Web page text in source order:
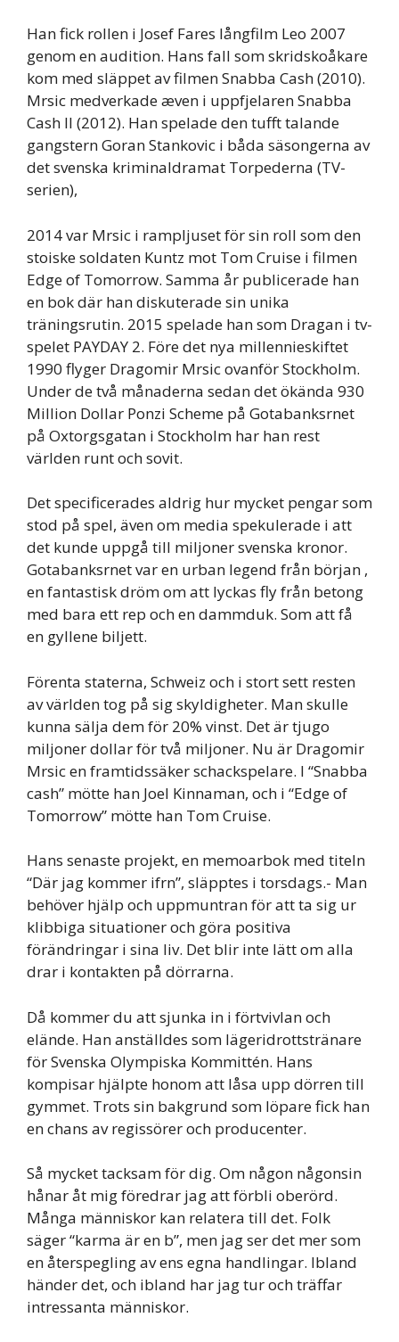
Han fick rollen i Josef Fares långfilm Leo 2007
genom en audition. Hans fall som skridskoåkare
kom med släppet av filmen Snabba Cash (2010).
Mrsic medverkade æven i uppfjelaren Snabba
Cash II (2012). Han spelade den tufft talande
gangstern Goran Stankovic i båda säsongerna av
det svenska kriminaldramat Torpederna (TV-
serien),
2014 var Mrsic i rampljuset för sin roll som den
stoiske soldaten Kuntz mot Tom Cruise i filmen
Edge of Tomorrow. Samma år publicerade han
en bok där han diskuterade sin unika
träningsrutin. 2015 spelade han som Dragan i tv-
spelet PAYDAY 2. Före det nya millennieskiftet
1990 flyger Dragomir Mrsic ovanför Stockholm.
Under de två månaderna sedan det ökända 930
Million Dollar Ponzi Scheme på Gotabanksrnet
på Oxtorgsgatan i Stockholm har han rest
världen runt och sovit.
Det specificerades aldrig hur mycket pengar som
stod på spel, även om media spekulerade i att
det kunde uppgå till miljoner svenska kronor.
Gotabanksrnet var en urban legend från början ,
en fantastisk dröm om att lyckas fly från betong
med bara ett rep och en dammduk. Som att få
en gyllene biljett.
Förenta staterna, Schweiz och i stort sett resten
av världen tog på sig skyldigheter. Man skulle
kunna sälja dem för 20% vinst. Det är tjugo
miljoner dollar för två miljoner. Nu är Dragomir
Mrsic en framtidssäker schackspelare. I “Snabba
cash” mötte han Joel Kinnaman, och i “Edge of
Tomorrow” mötte han Tom Cruise.
Hans senaste projekt, en memoarbok med titeln
“Där jag kommer ifrn”, släpptes i torsdags.- Man
behöver hjälp och uppmuntran för att ta sig ur
klibbiga situationer och göra positiva
förändringar i sina liv. Det blir inte lätt om alla
drar i kontakten på dörrarna.
Då kommer du att sjunka in i förtvivlan och
elände. Han anställdes som lägeridrottstränare
för Svenska Olympiska Kommittén. Hans
kompisar hjälpte honom att låsa upp dörren till
gymmet. Trots sin bakgrund som löpare fick han
en chans av regissörer och producenter.
Så mycket tacksam för dig. Om någon någonsin
hånar åt mig föredrar jag att förbli oberörd.
Många människor kan relatera till det. Folk
säger “karma är en b”, men jag ser det mer som
en återspegling av ens egna handlingar. Ibland
händer det, och ibland har jag tur och träffar
intressanta människor.